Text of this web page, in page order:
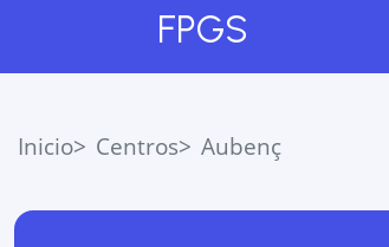
FPGS
Inicio Centros Aubenç